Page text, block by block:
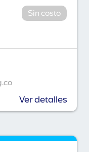
Sin costo
Ver detalles